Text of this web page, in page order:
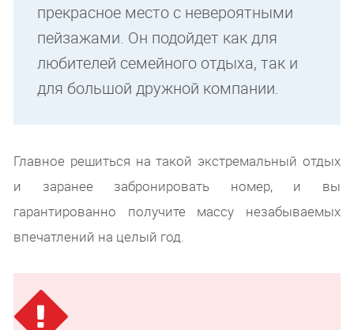
прекрасное место с невероятными
пейзажами. Он подойдет как для
любителей семейного отдыха, так и
для большой дружной компании.
Главное решиться на такой экстремальный отдых
и заранее забронировать номер, и вы
гарантированно получите массу незабываемых
впечатлений на целый год.